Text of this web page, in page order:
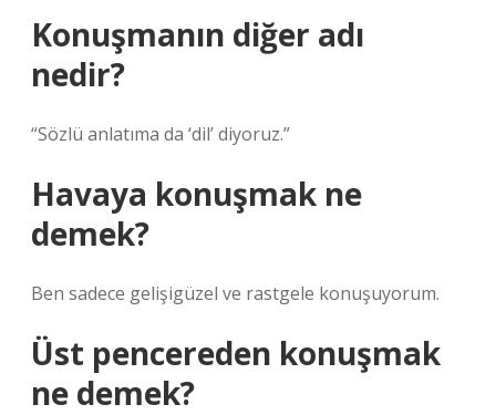
Konuşmanın diğer adı
nedir?
“Sözlü anlatıma da ‘dil’ diyoruz.”
Havaya konuşmak ne
demek?
Ben sadece gelişigüzel ve rastgele konuşuyorum.
Üst pencereden konuşmak
ne demek?